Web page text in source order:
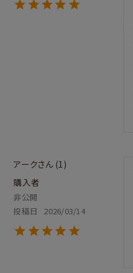
アーク
1
購入者
非公開
投稿日
2026/03/14